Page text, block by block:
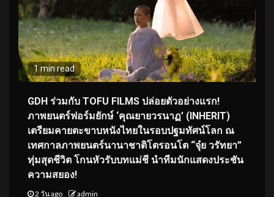
1 min read
GDH ร่วมกับ TOFU FILMS ปล่อยตัวอย่างแรก!
ภาพยนตร์ฟอร์มยักษ์ ‘คุณยายวรนาฏ’ (INHERIT)
เตรียมคายตะขาบหนังไทยในรอบปฐมทัศน์โลก ณ
เทศกาลภาพยนตร์นานาชาติโตรอนโต “จุ๋ย วรัทยา”
ทุ่มสุดชีวิต โกนหัวรับบทแม่ชี นำทีมนักแสดงประชัน
ความสยอง!
2 วัน ago admin